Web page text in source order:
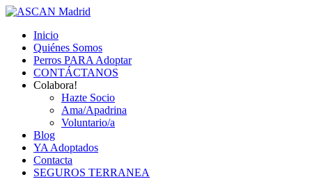
Inicio
Quiénes Somos
Perros PARA Adoptar
CONTÁCTANOS
Colabora!
Hazte Socio
Ama/Apadrina
Voluntario/a
Blog
YA Adoptados
Contacta
SEGUROS TERRANEA